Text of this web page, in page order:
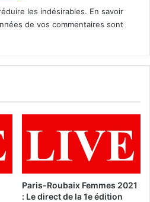
les indésirables. En savoir
de vos commentaires sont
Paris-Roubaix Femmes 2021
: Le direct de la 1e édition